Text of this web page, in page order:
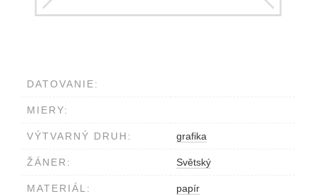
DATOVANIE:
MIERY:
VÝTVARNÝ DRUH: grafika
ŽÁNER: Světský
MATERIÁL: papír